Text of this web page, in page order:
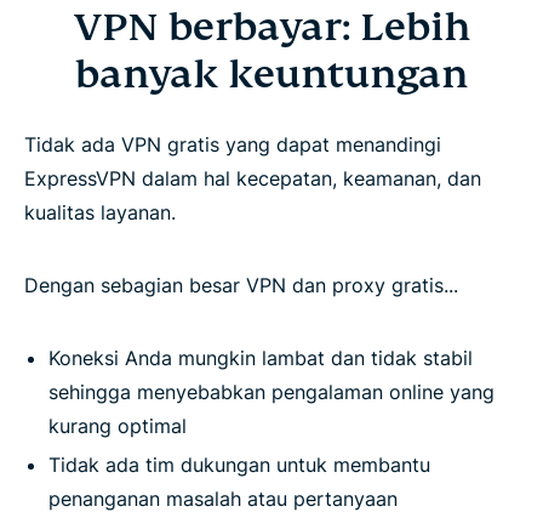
VPN berbayar: Lebih
banyak keuntungan
Tidak ada VPN gratis yang dapat menandingi
ExpressVPN dalam hal kecepatan, keamanan, dan
kualitas layanan.
Dengan sebagian besar VPN dan proxy gratis...
Koneksi Anda mungkin lambat dan tidak stabil
sehingga menyebabkan pengalaman online yang
kurang optimal
Tidak ada tim dukungan untuk membantu
penanganan masalah atau pertanyaan